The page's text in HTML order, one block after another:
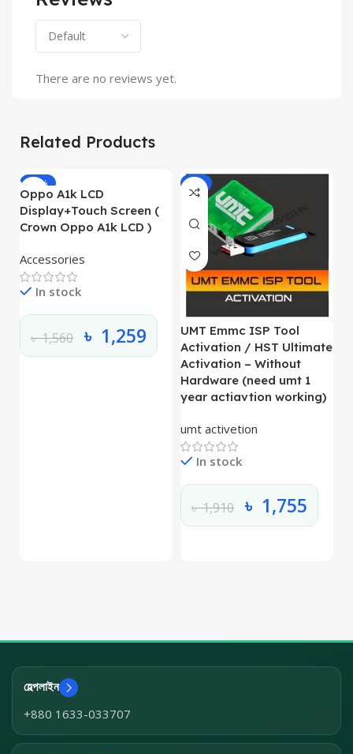
There are no reviews yet.
Related Products
-19%
Oppo A1k LCD
Display+Touch Screen (
Crown Oppo A1k LCD )
Accessories
In stock
৳1,560 ৳ 1,259
-8%
UMT Emmc ISP Tool
Activation / HST Ultimate
Activation – Without
Hardware (need umt 1
year actiavtion working)
umt activetion
In stock
৳1,910 ৳ 1,755
হেল্পলাইন
+880 1633-033707